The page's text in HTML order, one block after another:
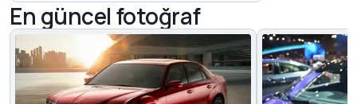
En güncel fotoğraf